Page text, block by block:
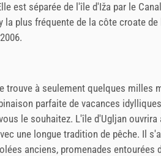
est séparée de l'île d'Iža par le
la plus fréquente de la côte croate
trouve à seulement quelques milles
parfaite de vacances
le souhaitez. L'île d'Ugljan
une longue tradition de pêche. Il
anciens, promenades entourées